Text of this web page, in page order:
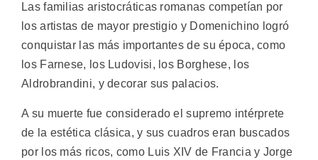
Las familias aristocráticas romanas competían por
los artistas de mayor prestigio y Domenichino logró
conquistar las más importantes de su época, como
los Farnese, los Ludovisi, los Borghese, los
Aldrobrandini, y decorar sus palacios.
A su muerte fue considerado el supremo intérprete
de la estética clásica, y sus cuadros eran buscados
por los más ricos, como Luis XIV de Francia y Jorge